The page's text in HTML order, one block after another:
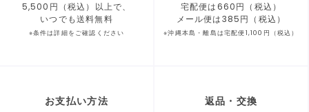
5,500円（税込）以上で、
いつでも送料無料
※条件は詳細をご確認ください
宅配便は660円（税込）
メール便は385円（税込）
※沖縄本島・離島は宅配便1,100円（税込）
お支払い方法 返品・交換